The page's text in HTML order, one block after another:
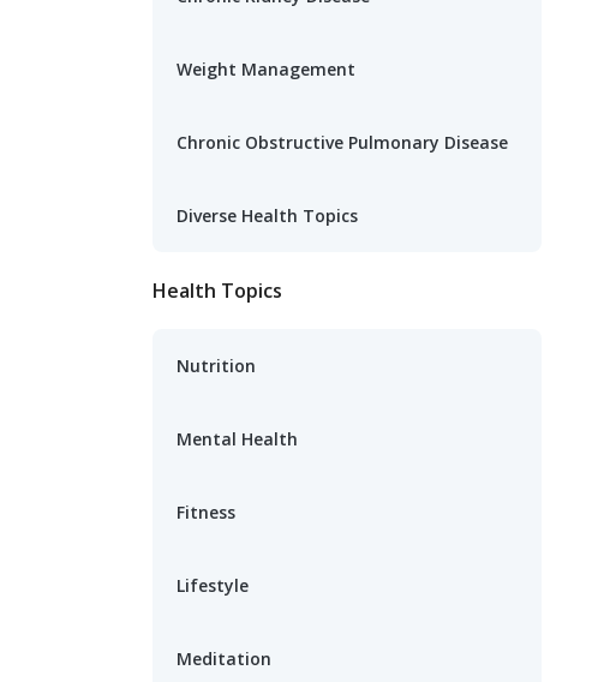
Weight Management
Chronic Obstructive Pulmonary Disease
Diverse Health Topics
Health Topics
Nutrition
Mental Health
Fitness
Lifestyle
Meditation